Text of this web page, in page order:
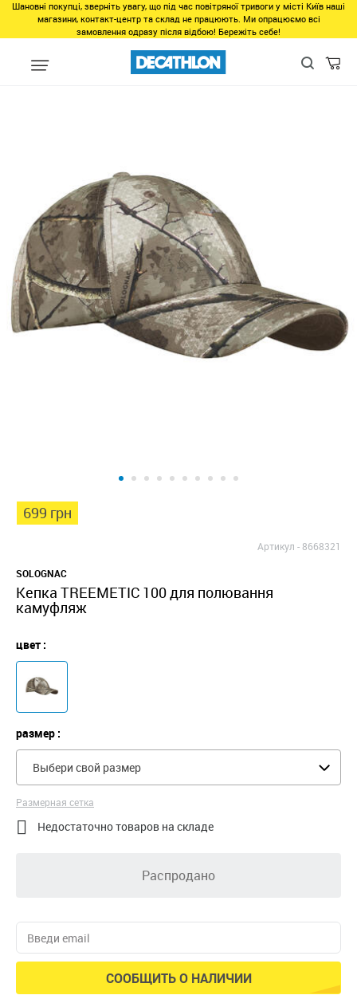
Шановні покупці, зверніть увагу, що під час повітряної тривоги у місті Київ наші
магазини, контакт-центр та склад не працюють. Ми опрацюємо всі
замовлення одразу після відбою! Бережіть себе!
Виды спорта Активный отдых Охота Камуфляж для охоты
699 грн
Артикул -8668321
SOLOGNAC
Кепка TREEMETIC 100 для полювання
камуфляж
цвет :
размер :
Выбери свой размер
Размерная сетка
 Недостаточно товаров на складе
Распродано
СООБЩИТЬ О НАЛИЧИИ